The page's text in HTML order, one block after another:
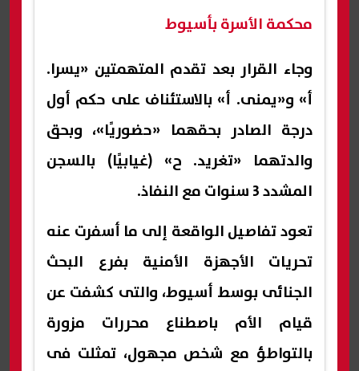
محكمة الأسرة بأسيوط
وجاء القرار بعد تقدم المتهمتين «يسرا.
أ» و«يمنى. أ» بالاستئناف على حكم أول
درجة الصادر بحقهما «حضوريًا»، وبحق
والدتهما «تغريد. ح» (غيابيًا) بالسجن
المشدد 3 سنوات مع النفاذ.
تعود تفاصيل الواقعة إلى ما أسفرت عنه
تحريات الأجهزة الأمنية بفرع البحث
الجنائى بوسط أسيوط، والتى كشفت عن
قيام الأم باصطناع محررات مزورة
بالتواطؤ مع شخص مجهول، تمثلت فى